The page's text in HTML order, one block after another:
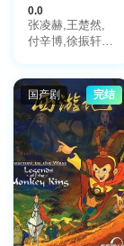
0.0
张凌赫,王楚然,
付辛博,徐振轩,
莫愁,毛孩,鹿骐,
苇青,刘令姿,康
可人,陈东阳,黄
博远,斓曦,张弓,
金俊秀,陈欣予
国产剧 完结